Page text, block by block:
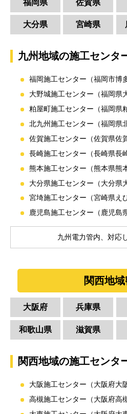
福岡県 佐賀県
大分県 宮崎県
九州地域の施工センタ
福岡施工センター（福岡市博
大野城施工センター（福岡県
粕屋町施工センター（福岡県
北九州施工センター（福岡県
佐賀施工センター（佐賀県佐
長崎施工センター（長崎県長
熊本施工センター（熊本県熊
大分県施工センター（大分県
宮埼施工センター（宮崎県え
鹿児島施工センター（鹿児島
九州電力管内、対応
関西地
大阪府 兵庫県
和歌山県 滋賀県
関西地域の施工センタ
大阪施工センター（大阪府大
高槻施工センター（大阪府高